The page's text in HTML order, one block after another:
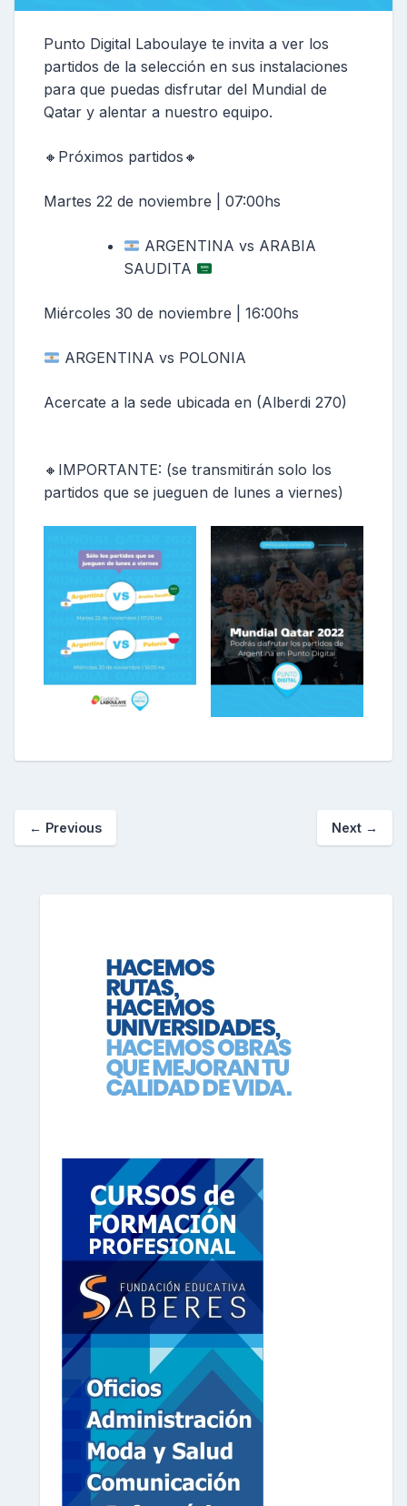
Punto Digital Laboulaye te invita a ver los
partidos de la selección en sus instalaciones
para que puedas disfrutar del Mundial de
Qatar y alentar a nuestro equipo.
🔸Próximos partidos🔸
Martes 22 de noviembre | 07:00hs
ARGENTINA vs ARABIA
SAUDITA
Miércoles 30 de noviembre | 16:00hs
ARGENTINA vs POLONIA
Acercate a la sede ubicada en (Alberdi 270)
🔸IMPORTANTE: (se transmitirán solo los
partidos que se jueguen de lunes a viernes)
← Previous Next →